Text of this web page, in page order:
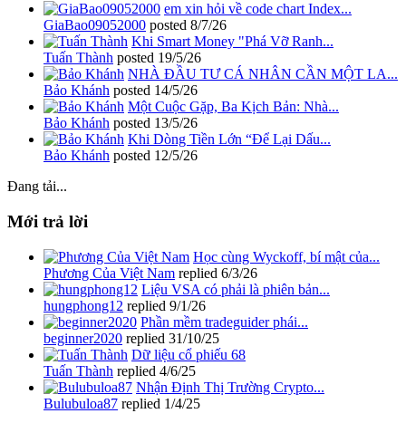
em xin hỏi về code chart Index...
GiaBao09052000 posted 8/7/26
Khi Smart Money "Phá Vỡ Ranh...
Tuấn Thành posted 19/5/26
NHÀ ĐẦU TƯ CÁ NHÂN CẦN MỘT LA...
Bảo Khánh posted 14/5/26
Một Cuộc Gặp, Ba Kịch Bản: Nhà...
Bảo Khánh posted 13/5/26
Khi Dòng Tiền Lớn “Để Lại Dấu...
Bảo Khánh posted 12/5/26
Đang tải...
Mới trả lời
Học cùng Wyckoff, bí mật của...
Phương Của Việt Nam replied 6/3/26
Liệu VSA có phải là phiên bản...
hungphong12 replied 9/1/26
Phần mềm tradeguider phái...
beginner2020 replied 31/10/25
Dữ liệu cổ phiếu 68
Tuấn Thành replied 4/6/25
Nhận Định Thị Trường Crypto...
Bulubuloa87 replied 1/4/25